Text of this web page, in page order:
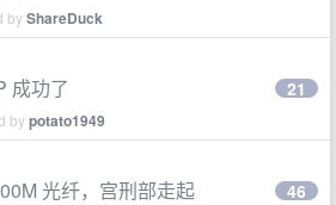
byShareDuck
成功了
bypotato1949
21
光纤，宫刑部走起 46